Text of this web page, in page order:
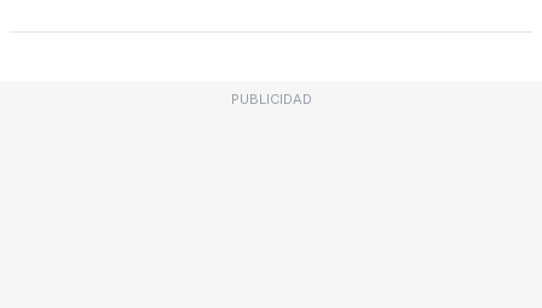
PUBLICIDAD